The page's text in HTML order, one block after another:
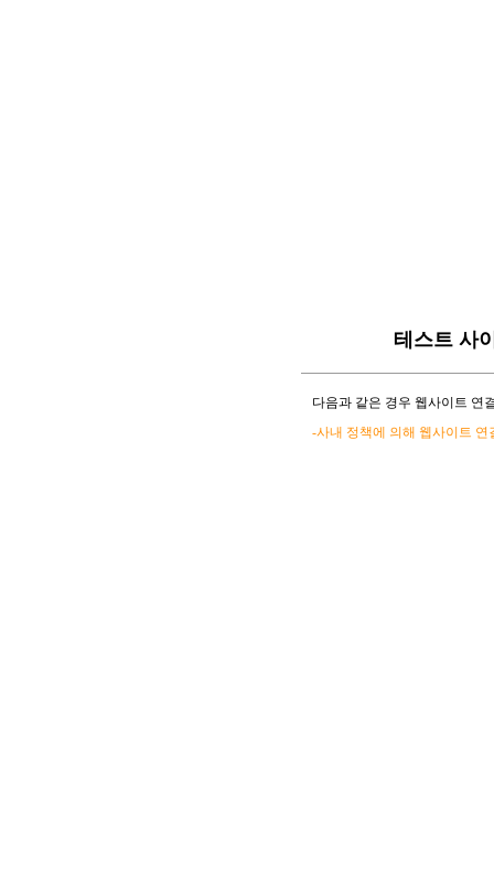
테스트 사
다음과 같은 경우 웹사이트 연
-사내 정책에 의해 웹사이트